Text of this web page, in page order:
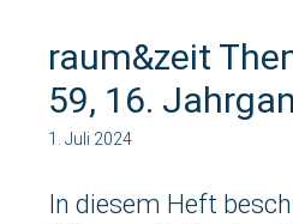
raum&zeit
59, 16.
1. Juli 2024
In diesem Heft